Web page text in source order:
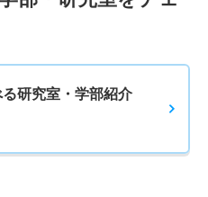
研究室・学部紹介